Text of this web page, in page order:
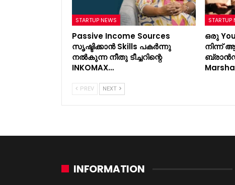
STARTUP NEWS
Passive Income Sources
സൃഷ്ടിക്കാൻ Skills പകർന്നു
നൽകുന്ന നീതു ടീച്ചറിന്റെ
INKOMAX…
STARTUP
ഒരു
നിന്ന്
PREV NEXT
INFORMATION